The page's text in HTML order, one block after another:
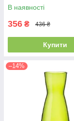
В наявності
356 ₴ 436 ₴
Купити
–14%